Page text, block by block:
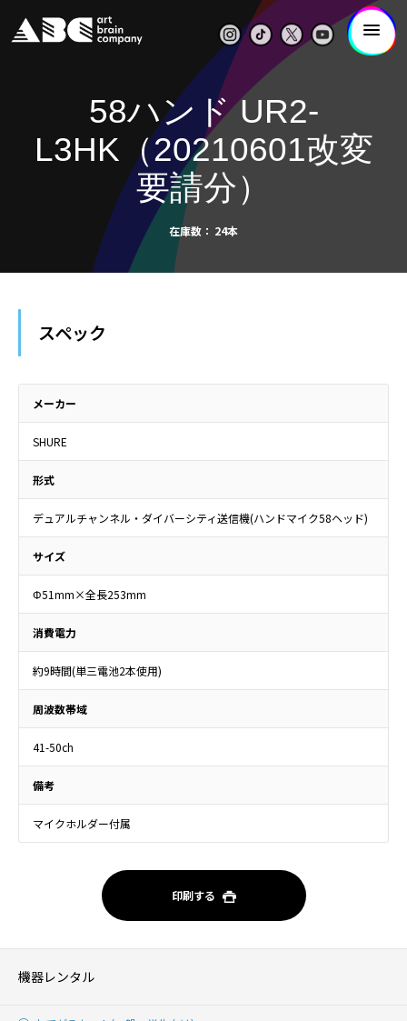
58ハンド UR2-
L3HK（20210601改変
要請分）
在庫数 24本
スペック
メーカー
SHURE
形式
デュアルチャンネル・ダイバーシティ送信機(ハンドマイク58ヘッド)
サイズ
Φ51mm×全長253mm
消費電力
約9時間(単三電池2本使用)
周波数帯域
41-50ch
備考
マイクホルダー付属
印刷する
機器レンタル